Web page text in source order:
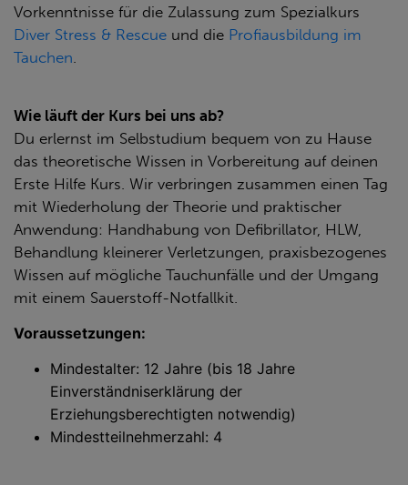
Vorkenntnisse für die Zulassung zum Spezialkurs
Diver Stress & Rescue und die Profiausbildung im
Tauchen.
Wie läuft der Kurs bei uns ab?
Du erlernst im Selbstudium bequem von zu Hause
das theoretische Wissen in Vorbereitung auf deinen
Erste Hilfe Kurs. Wir verbringen zusammen einen Tag
mit Wiederholung der Theorie und praktischer
Anwendung: Handhabung von Defibrillator, HLW,
Behandlung kleinerer Verletzungen, praxisbezogenes
Wissen auf mögliche Tauchunfälle und der Umgang
mit einem Sauerstoff-Notfallkit.
Voraussetzungen:
Mindestalter: 12 Jahre (bis 18 Jahre
Einverständniserklärung der
Erziehungsberechtigten notwendig)
Mindestteilnehmerzahl: 4